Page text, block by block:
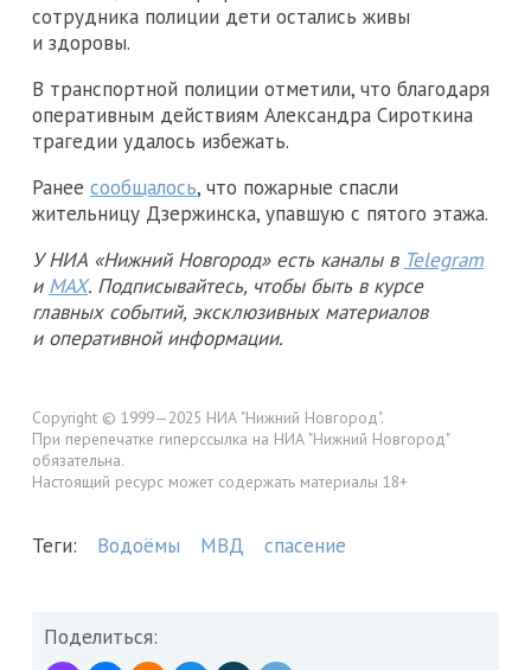
сотрудника полиции дети остались живы
и здоровы.
В транспортной полиции отметили, что благодаря
оперативным действиям Александра Сироткина
трагедии удалось избежать.
Ранее сообщалось, что пожарные спасли
жительницу Дзержинска, упавшую с пятого этажа.
У НИА «Нижний Новгород» есть каналы в Telegram
и MAX. Подписывайтесь, чтобы быть в курсе
главных событий, эксклюзивных материалов
и оперативной информации.
Copyright © 1999—2025 НИА "Нижний Новгород".
При перепечатке гиперссылка на НИА "Нижний Новгород"
обязательна.
Настоящий ресурс может содержать материалы 18+
Теги: Водоёмы МВД спасение
Поделиться: